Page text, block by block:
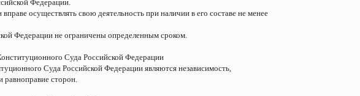
Федерации.
осуществлять свою деятельность при наличии в его составе не менее
Федерации не ограничены определенным сроком.
Суда Российской Федерации
Суда Российской Федерации являются независимость,
равноправие сторон.